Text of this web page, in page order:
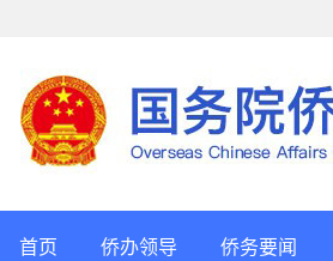
首页 侨办领导 侨务要闻